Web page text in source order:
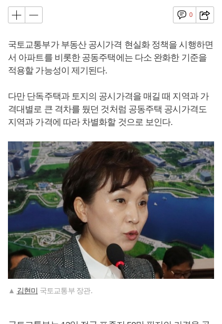
0
국토교통부가 부동산 공시가격 현실화 정책을 시행하면
서 아파트를 비롯한 공동주택에는 다소 완화한 기준을
적용할 가능성이 제기된다.
다만 단독주택과 토지의 공시가격을 매길 때 지역과 가
격대별로 큰 격차를 뒀던 것처럼 공동주택 공시가격도
지역과 가격에 따라 차별화할 것으로 보인다.
▲ 김현미 국토교통부 장관.